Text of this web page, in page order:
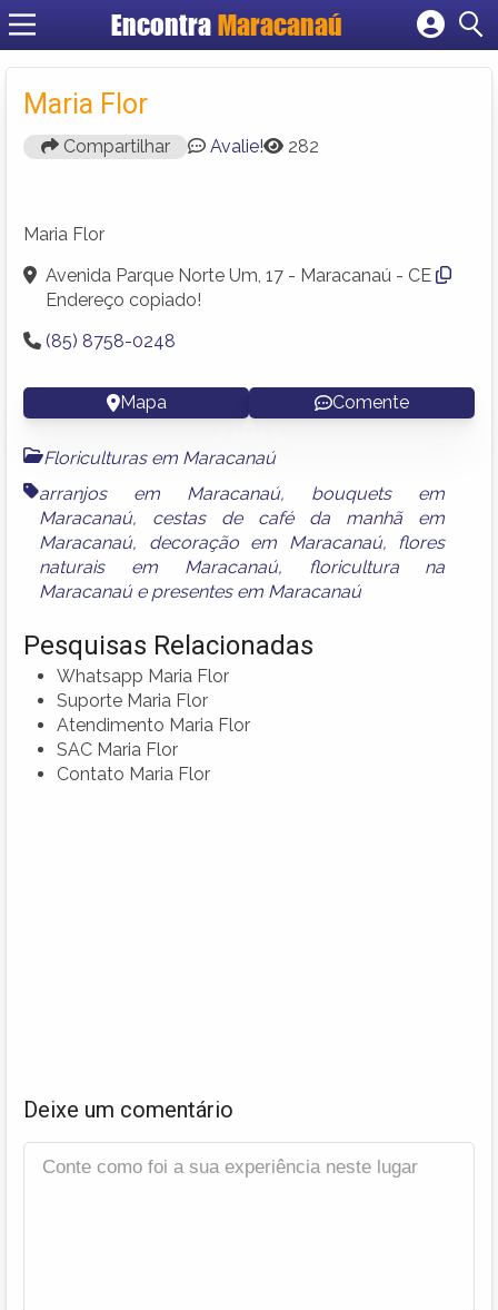
Encontra Maracanaú
Cadastrar empresa
Maria Flor
Compartilhar Avalie! 282
Maria Flor
Avenida Parque Norte Um, 17 - Maracanaú - CE
Endereço copiado!
(85) 8758-0248
Mapa Comente
Floriculturas em Maracanaú
arranjos em Maracanaú, bouquets em
Maracanaú, cestas de café da manhã em
Maracanaú, decoração em Maracanaú, flores
naturais em Maracanaú,
floricultura na
Maracanaúe presentes em Maracanaú
Pesquisas Relacionadas
Whatsapp Maria Flor
Suporte Maria Flor
Atendimento Maria Flor
SAC Maria Flor
Contato Maria Flor
Deixe um comentário